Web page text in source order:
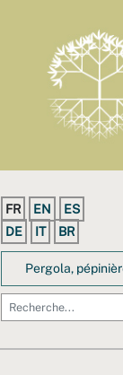
FR EN
ES
DE
IT BR
Pergola,